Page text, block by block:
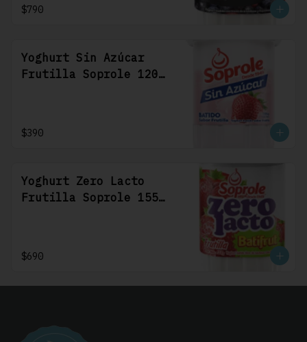
$790
Yoghurt Sin Azúcar
Frutilla Soprole 120
$390
Yoghurt Zero Lacto
Frutilla Soprole 155
$690